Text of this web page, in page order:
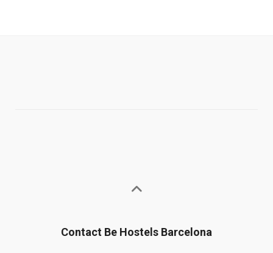
Contact Be Hostels Barcelona